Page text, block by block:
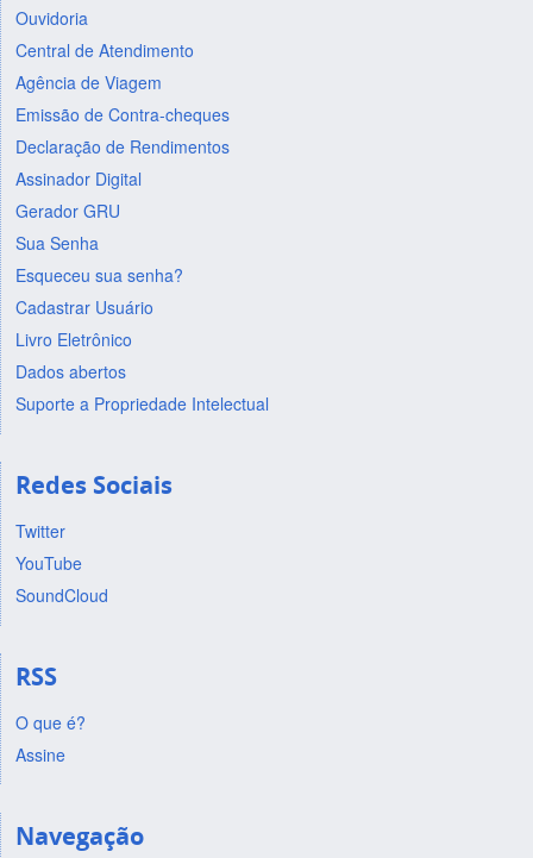
Ouvidoria
Central de Atendimento
Agência de Viagem
Emissão de Contra-cheques
Declaração de Rendimentos
Assinador Digital
Gerador GRU
Sua Senha
Esqueceu sua senha?
Cadastrar Usuário
Livro Eletrônico
Dados abertos
Suporte a Propriedade Intelectual
Redes Sociais
Twitter
YouTube
SoundCloud
RSS
O que é?
Assine
Navegação